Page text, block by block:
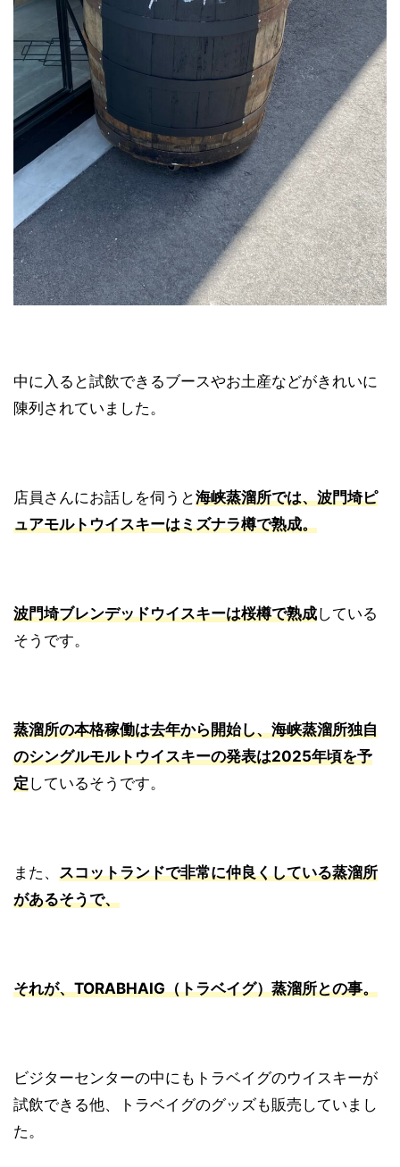
中に入ると試飲できるブースやお土産などがきれいに
陳列されていました。
店員さんにお話しを伺うと海峡蒸溜所では、波門埼ピ
ュアモルトウイスキーはミズナラ樽で熟成。
波門埼ブレンデッドウイスキーは桜樽で熟成している
そうです。
蒸溜所の本格稼働は去年から開始し、海峡蒸溜所独自
のシングルモルトウイスキーの発表は2025年頃を予
定しているそうです。
また、 スコットランドで非常に仲良くしている蒸溜所
があるそうで、
それが、TORABHAIG（トラベイグ）蒸溜所との事。
ビジターセンターの中にもトラベイグのウイスキーが
試飲できる他、トラベイグのグッズも販売していまし
た。